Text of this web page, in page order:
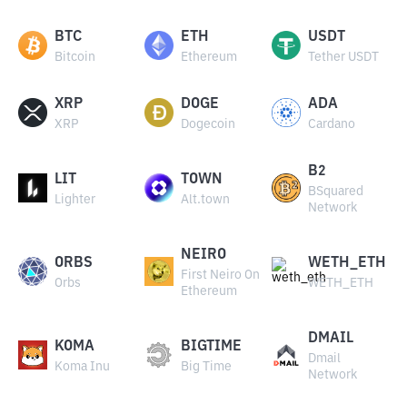
BTC
Bitcoin
ETH
Ethereum
USDT
Tether USDT
XRP
XRP
DOGE
Dogecoin
ADA
Cardano
LIT
Lighter
TOWN
Alt.town
B2
BSquared
Network
ORBS
Orbs
NEIRO
First Neiro On
Ethereum
WETH_ETH
WETH_ETH
KOMA
Koma Inu
BIGTIME
Big Time
DMAIL
Dmail
Network